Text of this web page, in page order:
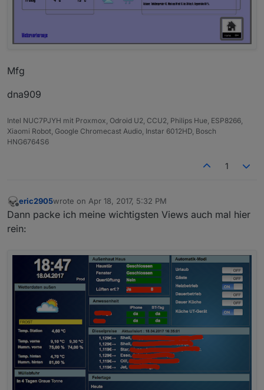
Mfg
dna909
Intel NUC7PJYH mit Proxmox, Odroid U2, CCU2, Philips Hue, ESP8266,
Xiaomi Robot, Google Chromecast Audio, Instar 6012HD, Bosch
HNG6764S6
1
Offline
eric2905wrote on Apr 18, 2017, 5:32 PM
last edited by
Dann packe ich meine wichtigsten Views auch mal hier
rein: